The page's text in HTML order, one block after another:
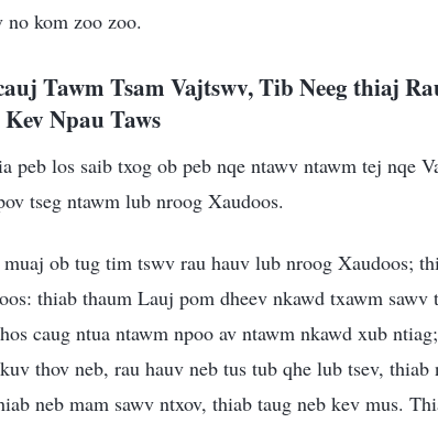
no kom zoo zoo.
Tawm Tsam Vajtswv, Tib Neeg thiaj
Npau Taws
peb los saib txog ob peb nqe ntawv ntawm tej nqe
tseg ntawm lub nroog Xaudoos.
ob tug tim tswv rau hauv lub nroog Xaudoos;
thiab thaum Lauj pom dheev nkawd txawm sawv
caug ntua ntawm npoo av ntawm nkawd xub
thov neb, rau hauv neb tus tub qhe lub tsev, thiab
neb mam sawv ntxov, thiab taug neb kev mus.